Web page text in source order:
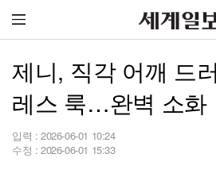
제니, 직각 어깨 드
레스 룩…완벽 소화
입력 : 2026-06-01 10:24
수정 : 2026-06-01 15:33